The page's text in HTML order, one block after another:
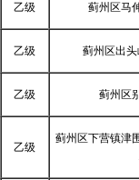
乙级 蓟州区马
乙级 蓟州区出
乙级 蓟州区
乙级
蓟州区下营镇津